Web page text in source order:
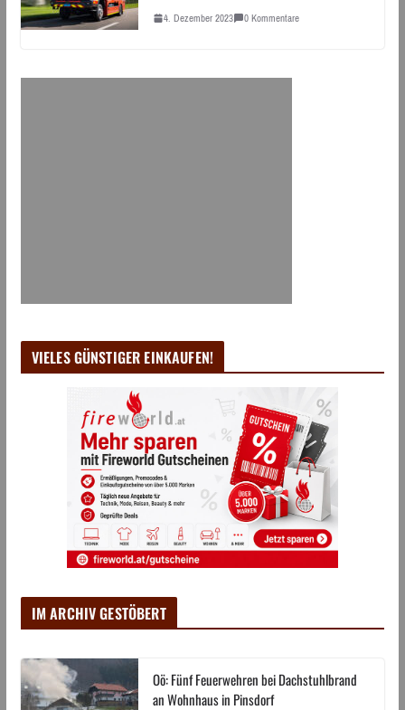
4. Dezember 2023 0 Kommentare
VIELES GÜNSTIGER EINKAUFEN!
IM ARCHIV GESTÖBERT
Oö: Fünf Feuerwehren bei Dachstuhlbrand
an Wohnhaus in Pinsdorf